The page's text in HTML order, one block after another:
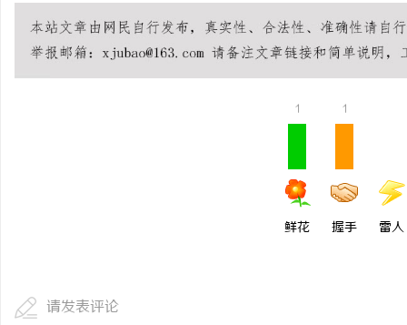
1
鲜花
1
握手 雷人
请发表评论